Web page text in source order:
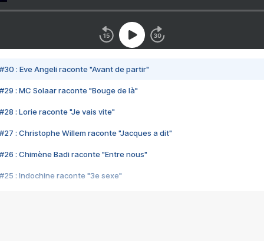
#30 : Eve Angeli raconte "Avant de partir"
#29 : MC Solaar raconte "Bouge de là"
#28 : Lorie raconte "Je vais vite"
#27 : Christophe Willem raconte "Jacques a dit"
#26 : Chimène Badi raconte "Entre nous"
#25 : Indochine raconte "3e sexe"